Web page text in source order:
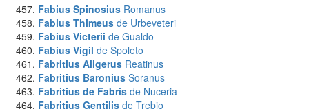
Fabius Spinosius Romanus
Fabius Thimeus de Urbeveteri
Fabius Victerii de Gualdo
Fabius Vigil de Spoleto
Fabritius Aligerus Reatinus
Fabritius Baronius Soranus
Fabritius de Fabris de Nuceria
Fabritius Gentilis de Trebio